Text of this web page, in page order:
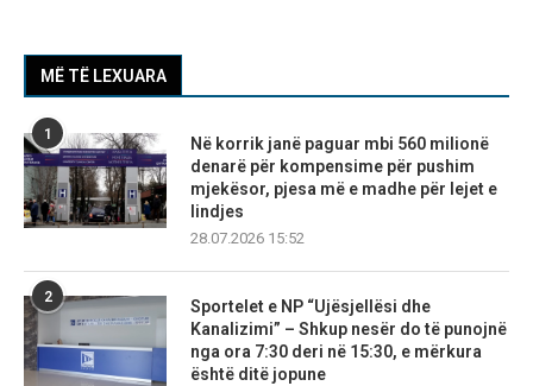
MË TË LEXUARA
1
Në korrik janë paguar mbi 560 milionë
denarë për kompensime për pushim
mjekësor, pjesa më e madhe për lejet e
lindjes
28.07.2026 15:52
2
Sportelet e NP “Ujësjellësi dhe
Kanalizimi” – Shkup nesër do të punojnë
nga ora 7:30 deri në 15:30, e mërkura
është ditë jopune